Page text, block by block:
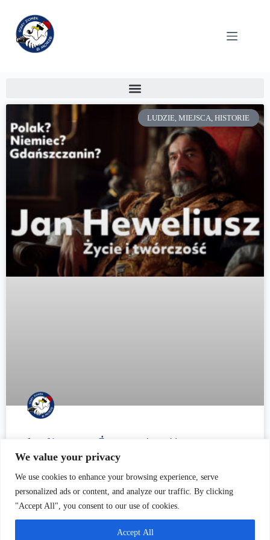
We value your privacy
We use cookies to enhance your browsing experience, serve
personalized ads or content, and analyze our traffic. By clicking
"Accept All", you consent to our use of cookies.
Accept All
LUDZIE, MIEJSCA, HISTORIE
Jan Heweliusz. Życie i twórczość.
Dzisiaj, choć minęły ponad cztery stulecia od czasów
ulicy nazwanej jego imieniem, po pomniki upamiętniające jego
osiągnięcia, miasto wciąż hołduje jednemu